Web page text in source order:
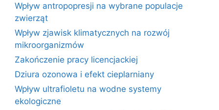
Wpływ antropopresji na wybrane populacje
zwierząt
Wpływ zjawisk klimatycznych na rozwój
mikroorganizmów
Zakończenie pracy licencjackiej
Dziura ozonowa i efekt cieplarniany
Wpływ ultrafioletu na wodne systemy
ekologiczne